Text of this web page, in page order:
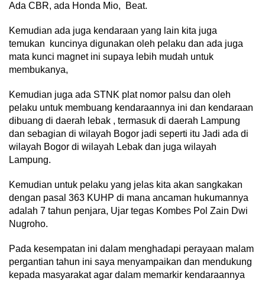
Ada CBR, ada Honda Mio, Beat.
Kemudian ada juga kendaraan yang lain kita juga
temukan kuncinya digunakan oleh pelaku dan ada juga
mata kunci magnet ini supaya lebih mudah untuk
membukanya,
Kemudian juga ada STNK plat nomor palsu dan oleh
pelaku untuk membuang kendaraannya ini dan kendaraan
dibuang di daerah lebak , termasuk di daerah Lampung
dan sebagian di wilayah Bogor jadi seperti itu Jadi ada di
wilayah Bogor di wilayah Lebak dan juga wilayah
Lampung.
Kemudian untuk pelaku yang jelas kita akan sangkakan
dengan pasal 363 KUHP di mana ancaman hukumannya
adalah 7 tahun penjara, Ujar tegas Kombes Pol Zain Dwi
Nugroho.
Pada kesempatan ini dalam menghadapi perayaan malam
pergantian tahun ini saya menyampaikan dan mendukung
kepada masyarakat agar dalam memarkir kendaraannya